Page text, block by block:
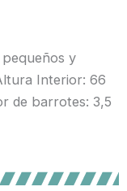
y
Interior: 66
de barrotes: 3,5